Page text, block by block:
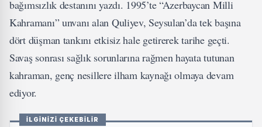
bağımsızlık destanını yazdı. 1995’te “Azerbaycan Milli
Kahramanı” unvanı alan Quliyev, Seysulan’da tek başına
dört düşman tankını etkisiz hale getirerek tarihe geçti.
Savaş sonrası sağlık sorunlarına rağmen hayata tutunan
kahraman, genç nesillere ilham kaynağı olmaya devam
ediyor.
İLGİNİZİ ÇEKEBİLİR